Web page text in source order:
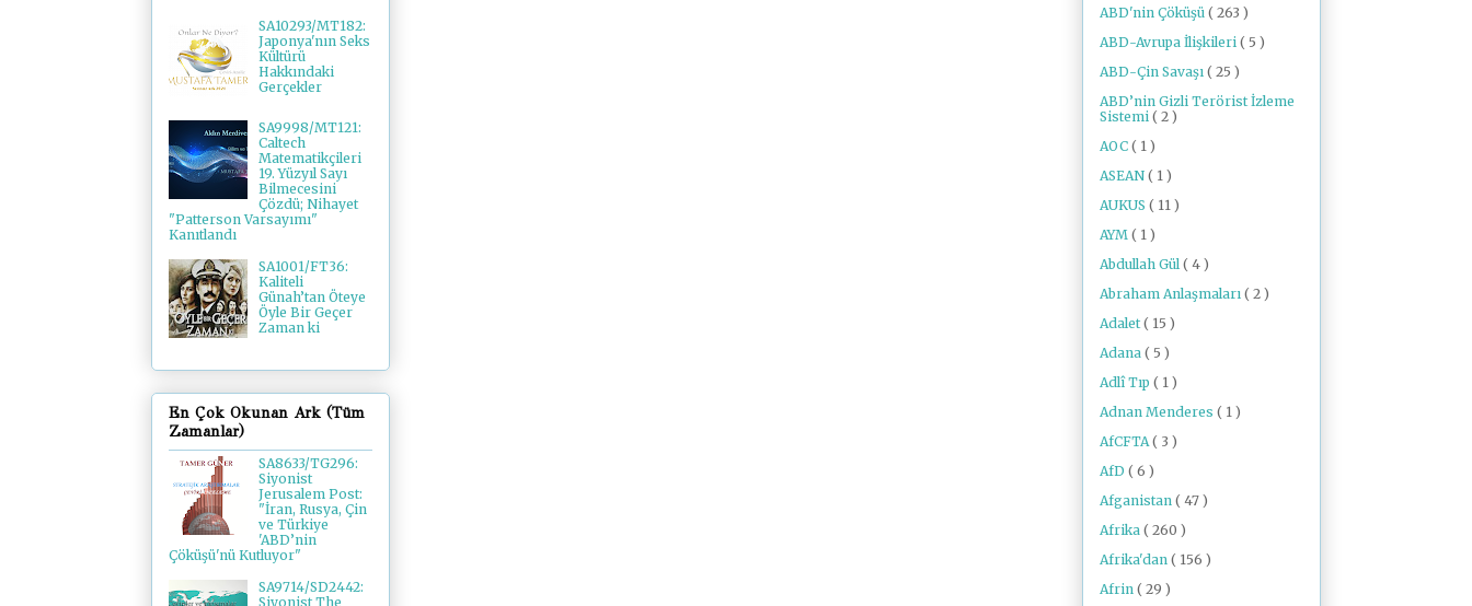
SA10293/MT182:
Japonya'nın Seks
Kültürü
Hakkındaki
Gerçekler
SA9998/MT121:
Caltech
Matematikçileri
19. Yüzyıl Sayı
Bilmecesini
Çözdü; Nihayet
"Patterson Varsayımı"
Kanıtlandı
SA1001/FT36:
Kaliteli
Günah’tan Öteye
Öyle Bir Geçer
Zaman ki
En Çok Okunan Ark (Tüm
Zamanlar)
SA8633/TG296:
Siyonist
Jerusalem Post:
"İran, Rusya, Çin
ve Türkiye
'ABD’nin
Çöküşü'nü Kutluyor"
SA9714/SD2442:
Siyonist The
ABD'nin Çöküşü ( 263 )
ABD-Avrupa İlişkileri ( 5 )
ABD-Çin Savaşı ( 25 )
ABD’nin Gizli Terörist İzleme
Sistemi ( 2 )
AOC ( 1 )
ASEAN ( 1 )
AUKUS ( 11 )
AYM ( 1 )
Abdullah Gül ( 4 )
Abraham Anlaşmaları ( 2 )
Adalet ( 15 )
Adana ( 5 )
Adlî Tıp ( 1 )
Adnan Menderes ( 1 )
AfCFTA ( 3 )
AfD ( 6 )
Afganistan ( 47 )
Afrika ( 260 )
Afrika'dan ( 156 )
Afrin ( 29 )